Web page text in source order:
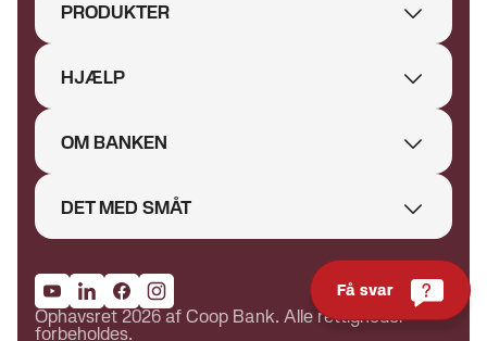
PRODUKTER
HJÆLP
OM BANKEN
DET MED SMÅT
Ophavsret 2026 af Coop Bank. Alle rettigheder
forbeholdes.
Få svar